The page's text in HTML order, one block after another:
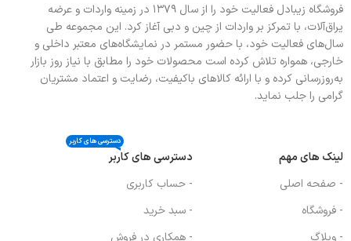
فروشگاه زیبادل فعالیت خود را از سال ۱۳۷۹ در زمینه واردات و عرضه
یراق‌آلات، با تمرکز بر واردات از چین و دبی آغاز کرد. این مجموعه طی
سال‌های فعالیت خود، با حضور مستمر در نمایشگاه‌های معتبر داخلی و
خارجی، همواره تلاش کرده است محصولات خود را مطابق با نیاز روز بازار
به‌روزرسانی کرده و با ارائه کالاهای باکیفیت، رضایت و اعتماد مشتریان
گرامی را جلب نماید.
لینک های مهم
- صفحه اصلی
- فروشگاه
- وبلاگ
دسترسی های کاربر
دسترسی های کاربر
- حساب کاربری
- سبد خرید
- همکاری در فروش